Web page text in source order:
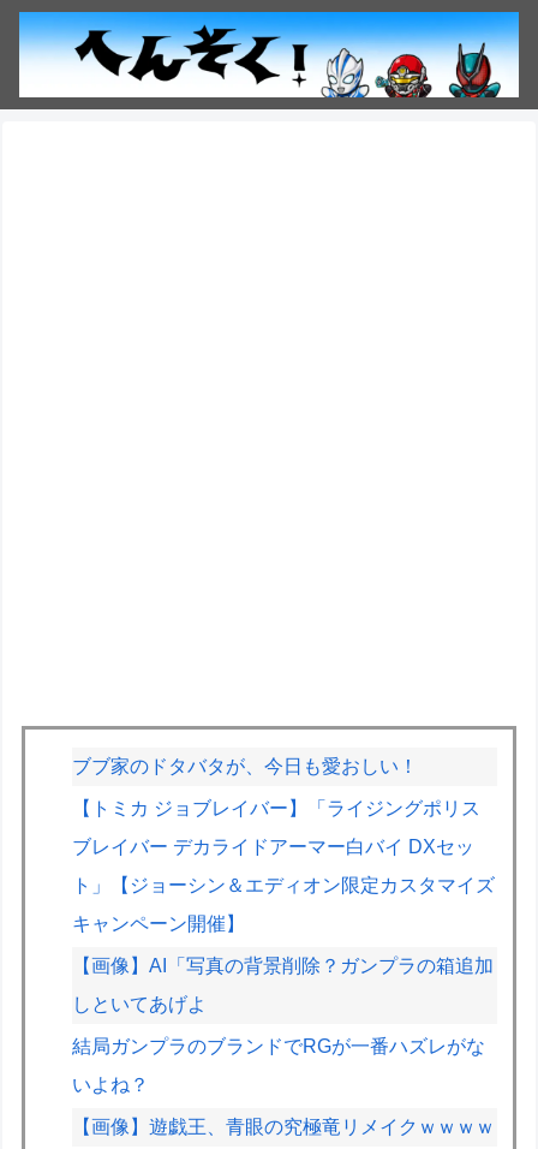
ブブ家のドタバタが、今日も愛おしい！
【トミカ ジョブレイバー】「ライジングポリス
ブレイバー デカライドアーマー白バイ DXセッ
ト」【ジョーシン＆エディオン限定カスタマイズ
キャンペーン開催】
【画像】AI「写真の背景削除？ガンプラの箱追加
しといてあげよ
結局ガンプラのブランドでRGが一番ハズレがな
いよね？
【画像】遊戯王、青眼の究極竜リメイクｗｗｗｗ